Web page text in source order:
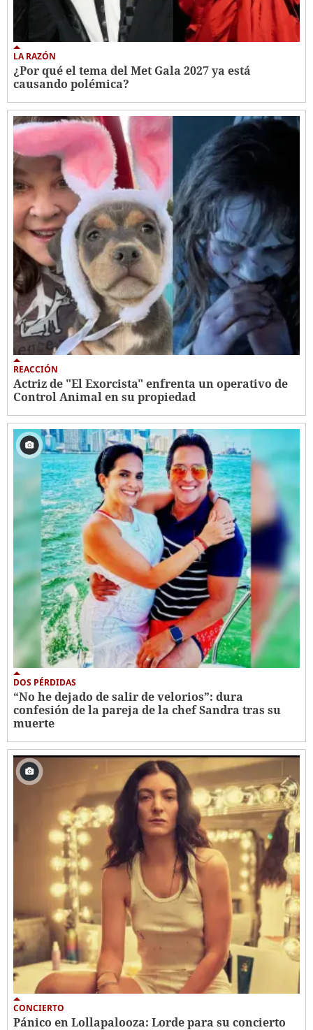
LA RAZÓN
¿Por qué el tema del Met Gala 2027 ya está
causando polémica?
REACCIÓN
Actriz de "El Exorcista" enfrenta un operativo de
Control Animal en su propiedad
DOS PÉRDIDAS
“No he dejado de salir de velorios”: dura
confesión de la pareja de la chef Sandra tras su
muerte
CONCIERTO
Pánico en Lollapalooza: Lorde para su concierto